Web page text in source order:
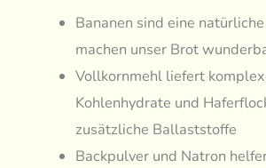
Bananen sind eine
machen unser Brot
Vollkornmehl liefert
Kohlenhydrate und
zusätzliche Ballaststoffe
Backpulver und Natron